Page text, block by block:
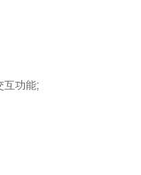
互功能;